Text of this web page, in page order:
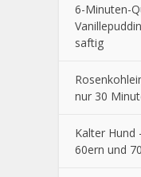
6-Minuten-
saftig
nur 30
Kalter Hund
60ern und